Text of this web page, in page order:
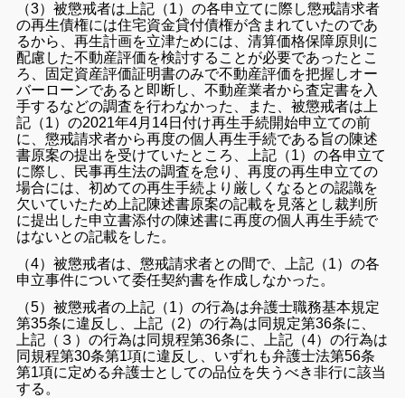
（3）被懲戒者は上記（1）の各申立てに際し懲戒請求者
の再生債権には住宅資金貸付債権が含まれていたのであ
るから、再生計画を立津ためには、清算価格保障原則に
配慮した不動産評価を検討することが必要であったとこ
ろ、固定資産評価証明書のみで不動産評価を把握しオー
バーローンであると即断し、不動産業者から査定書を入
手するなどの調査を行わなかった、また、被懲戒者は上
記（1）の2021年4月14日付け再生手続開始申立ての前
に、懲戒請求者から再度の個人再生手続である旨の陳述
書原案の提出を受けていたところ、上記（1）の各申立て
に際し、民事再生法の調査を怠り、再度の再生申立ての
場合には、初めての再生手続より厳しくなるとの認識を
欠いていたため上記陳述書原案の記載を見落とし裁判所
に提出した申立書添付の陳述書に再度の個人再生手続で
はないとの記載をした。
（4）被懲戒者は、懲戒請求者との間で、上記（1）の各
申立事件について委任契約書を作成しなかった。
（5）被懲戒者の上記（1）の行為は弁護士職務基本規定
第35条に違反し、上記（2）の行為は同規定第36条に、
上記（３）の行為は同規程第36条に、上記（4）の行為は
同規程第30条第1項に違反し、いずれも弁護士法第56条
第1項に定める弁護士としての品位を失うべき非行に該当
する。